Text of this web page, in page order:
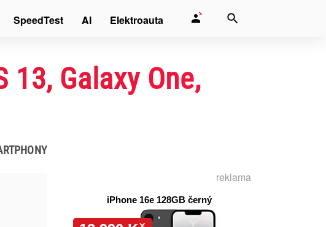
Galaxy One,
reklama
SpeedTest AI Elektroauta